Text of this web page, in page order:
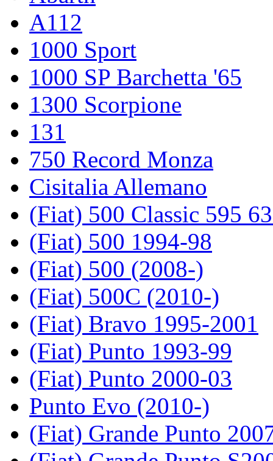
A112
1000 Sport
1000 SP Barchetta '65
1300 Scorpione
131
750 Record Monza
Cisitalia Allemano
(Fiat) 500 Classic 595
(Fiat) 500 1994-98
(Fiat) 500 (2008-)
(Fiat) 500C (2010-)
(Fiat) Bravo 1995-2001
(Fiat) Punto 1993-99
(Fiat) Punto 2000-03
Punto Evo (2010-)
(Fiat) Grande Punto